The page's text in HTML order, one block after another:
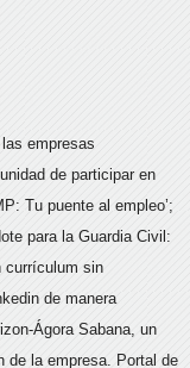
empresas
de participar en
Tu puente al empleo’;
para la Guardia Civil:
currículum sin
de manera
Ágora Sabana, un
de la empresa. Portal de